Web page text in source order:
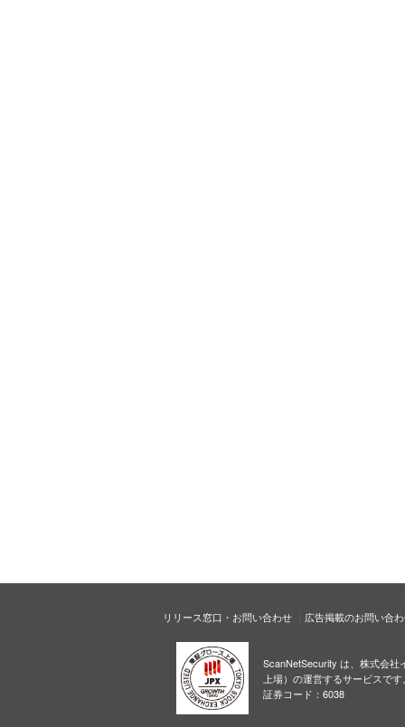
リリース窓口・お問い合わせ 広告掲載のお問い合
ScanNetSecurity は、株式会社
上場）の運営するサービスです
証券コード：6038